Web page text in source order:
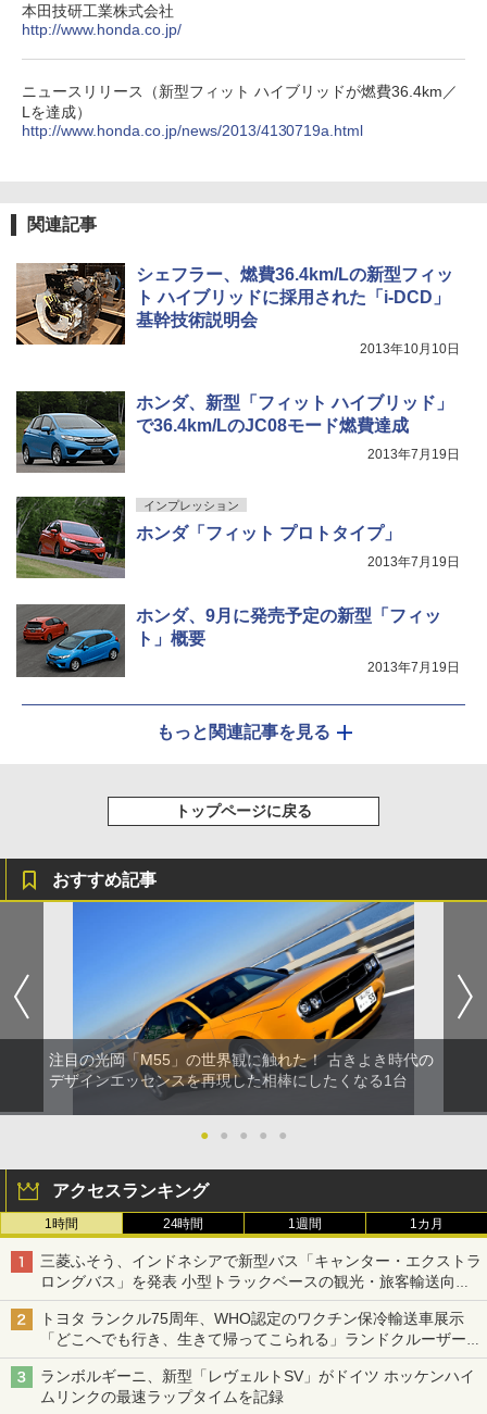
本田技研工業株式会社
http://www.honda.co.jp/
ニュースリリース（新型フィット ハイブリッドが燃費36.4km／
Lを達成）
http://www.honda.co.jp/news/2013/4130719a.html
関連記事
シェフラー、燃費36.4km/Lの新型フィッ
ト ハイブリッドに採用された「i-DCD」
基幹技術説明会
2013年10月10日
ホンダ、新型「フィット ハイブリッド」
で36.4km/LのJC08モード燃費達成
2013年7月19日
インプレッション
ホンダ「フィット プロトタイプ」
2013年7月19日
ホンダ、9月に発売予定の新型「フィッ
ト」概要
2013年7月19日
もっと関連記事を見る
トップページに戻る
おすすめ記事
注目の光岡「M55」の世界観に触れた！ 古きよき時代の
デザインエッセンスを再現した相棒にしたくなる1台
● ● ● ● ●
アクセスランキング
1時間 24時間 1週間 1カ月
三菱ふそう、インドネシアで新型バス「キャンター・エクストラ
ロングバス」を発表 小型トラックベースの観光・旅客輸送向け
バス
トヨタ ランクル75周年、WHO認定のワクチン保冷輸送車展示
「どこへでも行き、生きて帰ってこられる」ランドクルーザーで
命をつなぐ
ランボルギーニ、新型「レヴェルトSV」がドイツ ホッケンハイ
ムリンクの最速ラップタイムを記録